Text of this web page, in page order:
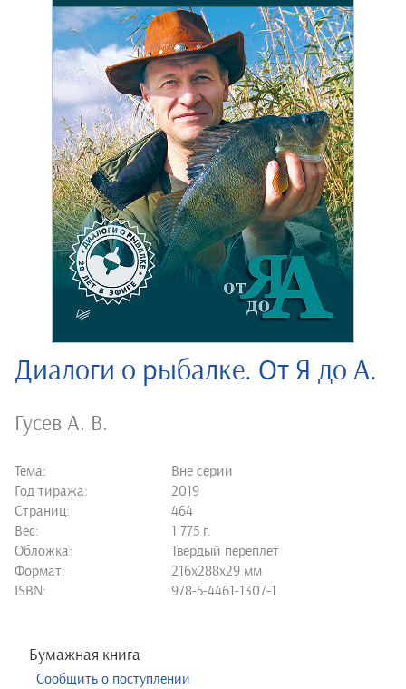
Диалоги о рыбалке. От Я до А.
Гусев А. В.
Тема:
Вне серии
Год тиража:
2019
Страниц:
464
Вес:
1 775 г.
Обложка:
Твердый переплет
Формат:
216х288х29 мм
ISBN:
978-5-4461-1307-1
Бумажная книга
Сообщить о поступлении